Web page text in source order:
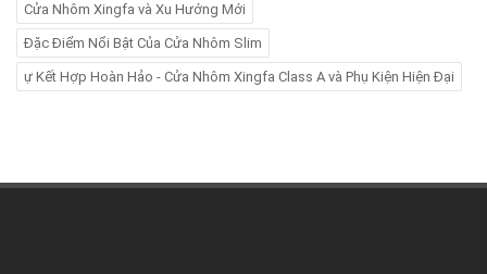
Cửa Nhôm Xingfa và Xu Hướng Mới
Đặc Điểm Nổi Bật Của Cửa Nhôm Slim
ự Kết Hợp Hoàn Hảo - Cửa Nhôm Xingfa Class A và Phụ Kiện Hiện Đại